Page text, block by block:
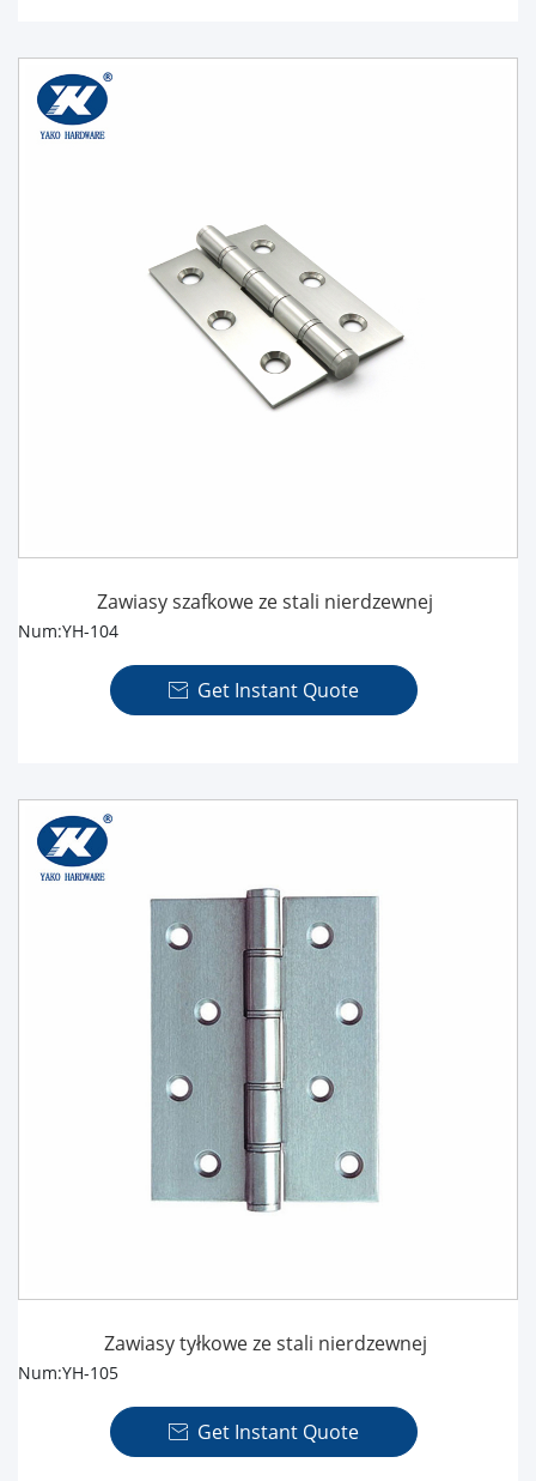
Zawiasy szafkowe ze stali nierdzewnej
Num:YH-104
 Get Instant Quote
Zawiasy tyłkowe ze stali nierdzewnej
Num:YH-105
 Get Instant Quote